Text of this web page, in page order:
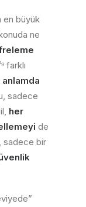
en büyük
ne
farklı
sadece
her
de
sadece bir